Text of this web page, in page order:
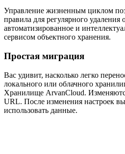
Управление жизненным циклом
правила для регулярного удаления
автоматизированное и
сервисом объектного хранения.
Простая миграция
Вас удивит, насколько легко
локального или облачного
Хранилище ArvanCloud.
URL. После изменения настроек
использовать данные.